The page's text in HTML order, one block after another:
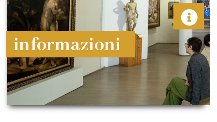
informazioni